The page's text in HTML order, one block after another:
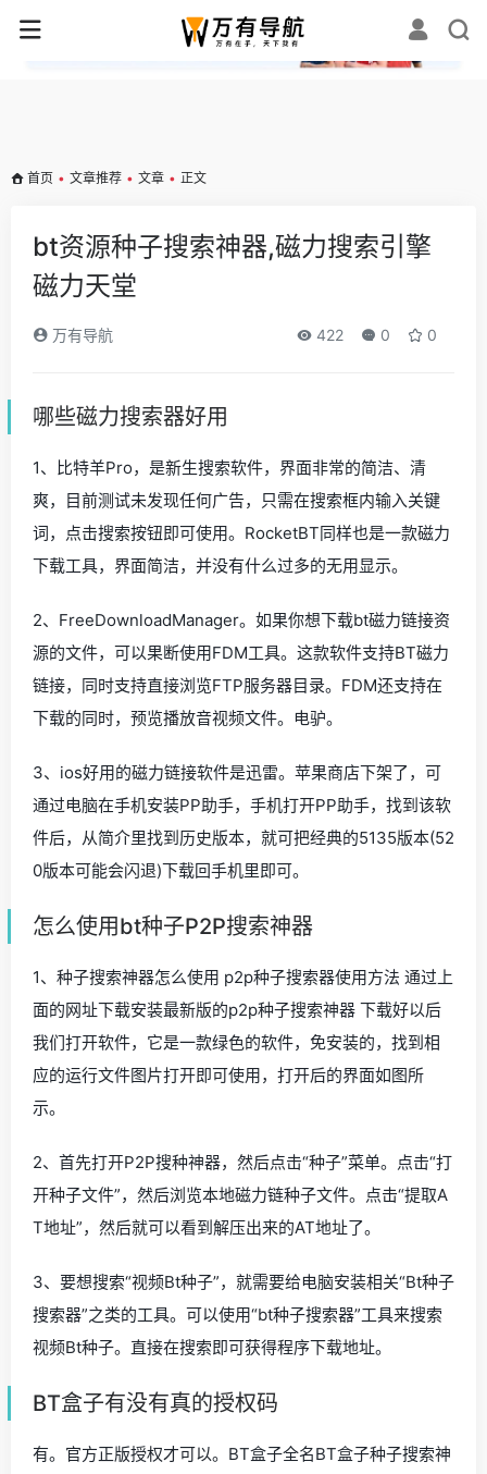
✕
首页 • 文章推荐 • 文章 • 正文
bt资源种子搜索神器,磁力搜索引擎
磁力天堂
万有导航 422 0 0
哪些磁力搜索器好用
1、比特羊Pro，是新生搜索软件，界面非常的简洁、清
爽，目前测试未发现任何广告，只需在搜索框内输入关键
词，点击搜索按钮即可使用。RocketBT同样也是一款磁力
下载工具，界面简洁，并没有什么过多的无用显示。
2、FreeDownloadManager。如果你想下载bt磁力链接资
源的文件，可以果断使用FDM工具。这款软件支持BT磁力
链接，同时支持直接浏览FTP服务器目录。FDM还支持在
下载的同时，预览播放音视频文件。电驴。
3、ios好用的磁力链接软件是迅雷。苹果商店下架了，可
通过电脑在手机安装PP助手，手机打开PP助手，找到该软
件后，从简介里找到历史版本，就可把经典的5135版本(52
0版本可能会闪退)下载回手机里即可。
怎么使用bt种子P2P搜索神器
1、种子搜索神器怎么使用 p2p种子搜索器使用方法 通过上
面的网址下载安装最新版的p2p种子搜索神器 下载好以后
我们打开软件，它是一款绿色的软件，免安装的，找到相
应的运行文件图片打开即可使用，打开后的界面如图所
示。
2、首先打开P2P搜种神器，然后点击“种子”菜单。点击“打
开种子文件”，然后浏览本地磁力链种子文件。点击“提取A
T地址”，然后就可以看到解压出来的AT地址了。
3、要想搜索“视频Bt种子”，就需要给电脑安装相关“Bt种子
搜索器”之类的工具。可以使用“bt种子搜索器”工具来搜索
视频Bt种子。直接在搜索即可获得程序下载地址。
BT盒子有没有真的授权码
有。官方正版授权才可以。BT盒子全名BT盒子种子搜索神